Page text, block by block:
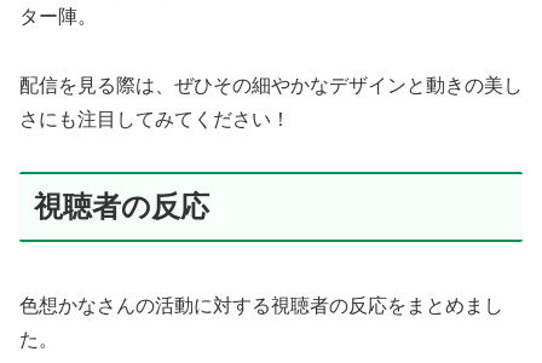
ター陣。
配信を見る際は、ぜひその細やかなデザインと動きの美し
さにも注目してみてください！
視聴者の反応
色想かなさんの活動に対する視聴者の反応をまとめまし
た。